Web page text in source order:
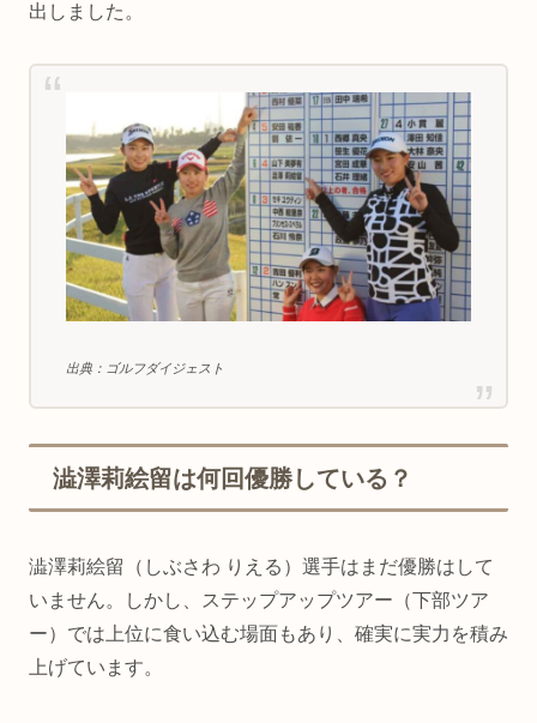
出しました。
出典：ゴルフダイジェスト
澁澤莉絵留は何回優勝している？
澁澤莉絵留（しぶさわ りえる）選手はまだ優勝はして
いません。しかし、ステップアップツアー（下部ツア
ー）では上位に食い込む場面もあり、確実に実力を積み
上げています。